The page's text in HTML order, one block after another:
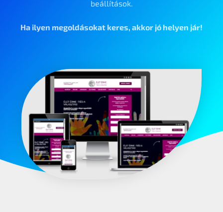
beállítások.
Ha ilyen megoldásokat keres, akkor jó helyen jár!